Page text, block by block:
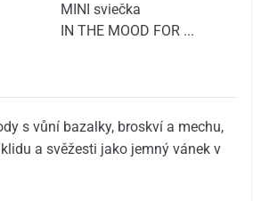
MINI sviečka
IN THE MOOD FOR ...
s vůní bazalky, broskví a mechu,
a svěžesti jako jemný vánek v